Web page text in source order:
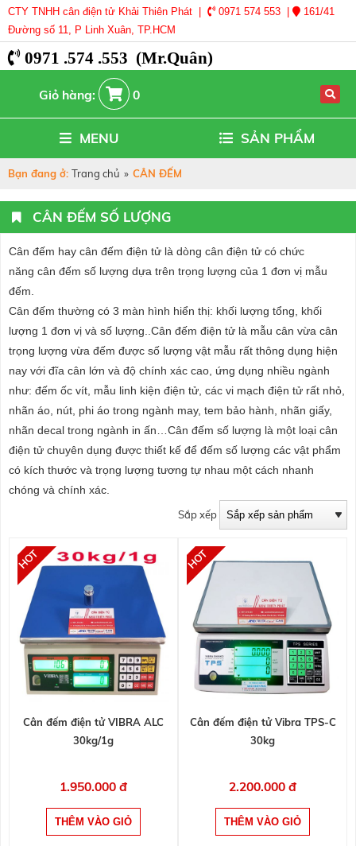
CTY TNHH cân điện tử Khải Thiên Phát | 0971 574 553 |
161/41
Đường số 11, P Linh Xuân, TP.HCM
0971 .574 .553 (Mr.Quân)
Giỏ hàng: 0
MENU SẢN PHẨM
Bạn đang ở: Trang chủ » CÂN ĐẾM
CÂN ĐẾM SỐ LƯỢNG
Cân đếm hay cân đếm điện tử là dòng cân điện tử có chức
năng cân đếm số lượng dựa trên trọng lượng của 1 đơn vị mẫu
đếm.
Cân đếm thường có 3 màn hình hiển thị: khối lượng tổng, khối
lượng 1 đơn vị và số lượng..Cân đếm điện tử là mẫu cân vừa cân
trọng lượng vừa đếm được số lượng vật mẫu rất thông dụng hiện
nay với đĩa cân lớn và độ chính xác cao, ứng dụng nhiều ngành
như: đếm ốc vít, mẫu linh kiện điện tử, các vi mạch điện tử rất nhỏ,
nhãn áo, nút, phi áo trong ngành may, tem bảo hành, nhãn giấy,
nhãn decal trong ngành in ấn…Cân đếm số lượng là một loại cân
điện tử chuyên dụng được thiết kế để đếm số lượng các vật phẩm
có kích thước và trọng lượng tương tự nhau một cách nhanh
chóng và chính xác.
Sắp xếp
Cân đếm điện tử VIBRA ALC
30kg/1g
1.950.000 đ
Cân đếm điện tử Vibra TPS-C
30kg
2.200.000 đ